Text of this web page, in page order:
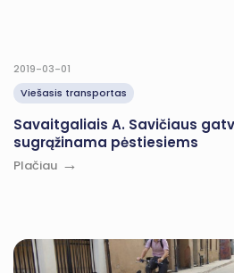
2019-03-01
Viešasis transportas
Savaitgaliais A. Savičiaus
sugrąžinama pėstiesiems
Plačiau